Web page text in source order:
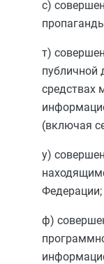
с)
т)
публичной
средствах
(включая
у)
Федерации;
ф)